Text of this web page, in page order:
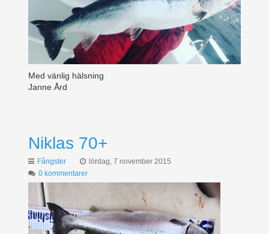
Med vänlig hälsning
Janne Ård
Niklas 70+
Fångster
lördag, 7 november 2015
0 kommentarer